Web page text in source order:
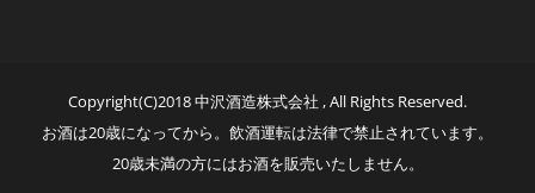
Copyright(C)2018 中沢酒造株式会社 , All Rights Reserved.
お酒は20歳になってから。飲酒運転は法律で禁止されています。
20歳未満の方にはお酒を販売いたしません。